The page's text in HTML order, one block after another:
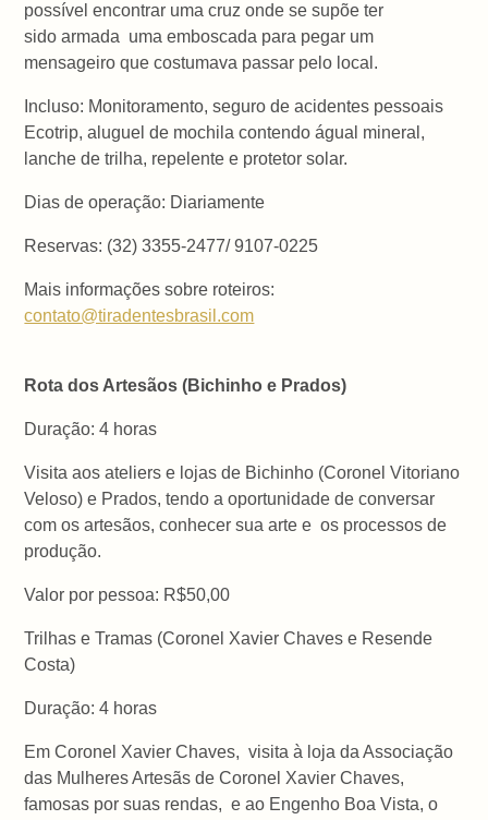
possível encontrar uma cruz onde se supõe ter
sido armada uma emboscada para pegar um
mensageiro que costumava passar pelo local.
Incluso: Monitoramento, seguro de acidentes pessoais
Ecotrip, aluguel de mochila contendo águal mineral,
lanche de trilha, repelente e protetor solar.
Dias de operação: Diariamente
Reservas: (32) 3355-2477/ 9107-0225
Mais informações sobre roteiros:
contato@tiradentesbrasil.com
Rota dos Artesãos (Bichinho e Prados)
Duração: 4 horas
Visita aos ateliers e lojas de Bichinho (Coronel Vitoriano
Veloso) e Prados, tendo a oportunidade de conversar
com os artesãos, conhecer sua arte e os processos de
produção.
Valor por pessoa: R$50,00
Trilhas e Tramas (Coronel Xavier Chaves e Resende
Costa)
Duração: 4 horas
Em Coronel Xavier Chaves, visita à loja da Associação
das Mulheres Artesãs de Coronel Xavier Chaves,
famosas por suas rendas, e ao Engenho Boa Vista, o